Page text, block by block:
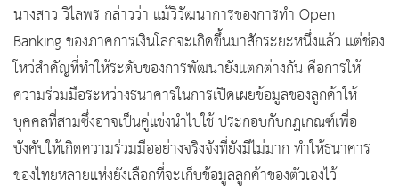
นางสาว วิไลพร กล่าวว่า แม้วิวัฒนาการของการทำ Open
Banking ของภาคการเงินโลกจะเกิดขึ้นมาสักระยะหนึ่งแล้ว แต่ช่อง
โหว่สำคัญที่ทำให้ระดับของการพัฒนายังแตกต่างกัน คือการให้
ความร่วมมือระหว่างธนาคารในการเปิดเผยข้อมูลของลูกค้าให้
บุคคลที่สามซึ่งอาจเป็นคู่แข่งนำไปใช้ ประกอบกับกฎเกณฑ์เพื่อ
บังคับให้เกิดความร่วมมืออย่างจริงจังที่ยังมีไม่มาก ทำให้ธนาคาร
ของไทยหลายแห่งยังเลือกที่จะเก็บข้อมูลลูกค้าของตัวเองไว้